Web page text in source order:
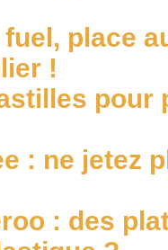
place
!
pour
: ne jetez
: des